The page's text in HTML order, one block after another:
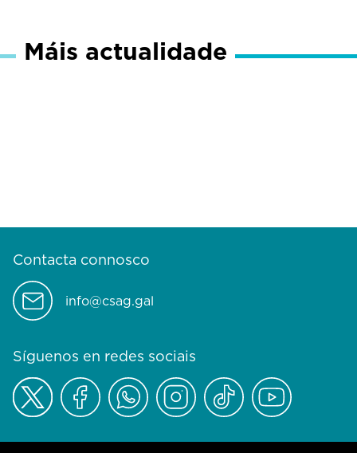
Máis actualidade
Contacta connosco
info@csag.gal
Síguenos en redes sociais